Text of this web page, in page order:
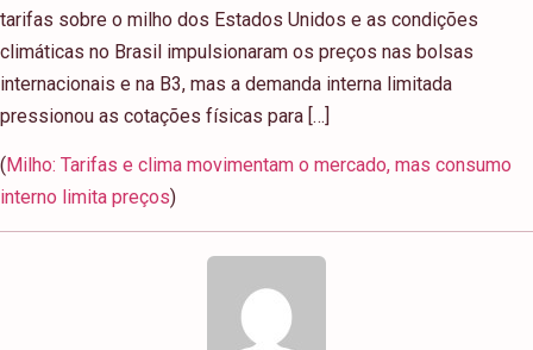
tarifas sobre o milho dos Estados Unidos e as condições
climáticas no Brasil impulsionaram os preços nas bolsas
internacionais e na B3, mas a demanda interna limitada
pressionou as cotações físicas para […]
( Milho: Tarifas e clima movimentam o mercado, mas consumo
interno limita preços)